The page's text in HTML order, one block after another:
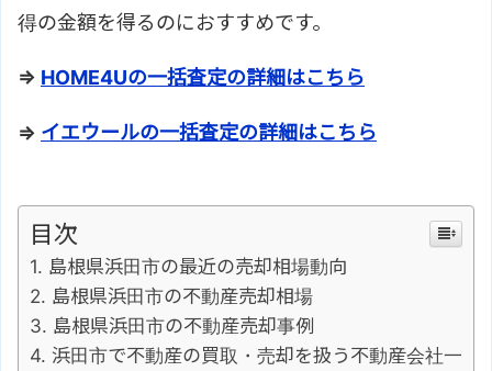
得の金額を得るのにおすすめです。
⇒ HOME4Uの一括査定の詳細はこちら
⇒ イエウールの一括査定の詳細はこちら
目次
島根県浜田市の最近の売却相場動向
島根県浜田市の不動産売却相場
島根県浜田市の不動産売却事例
浜田市で不動産の買取・売却を扱う不動産会社一